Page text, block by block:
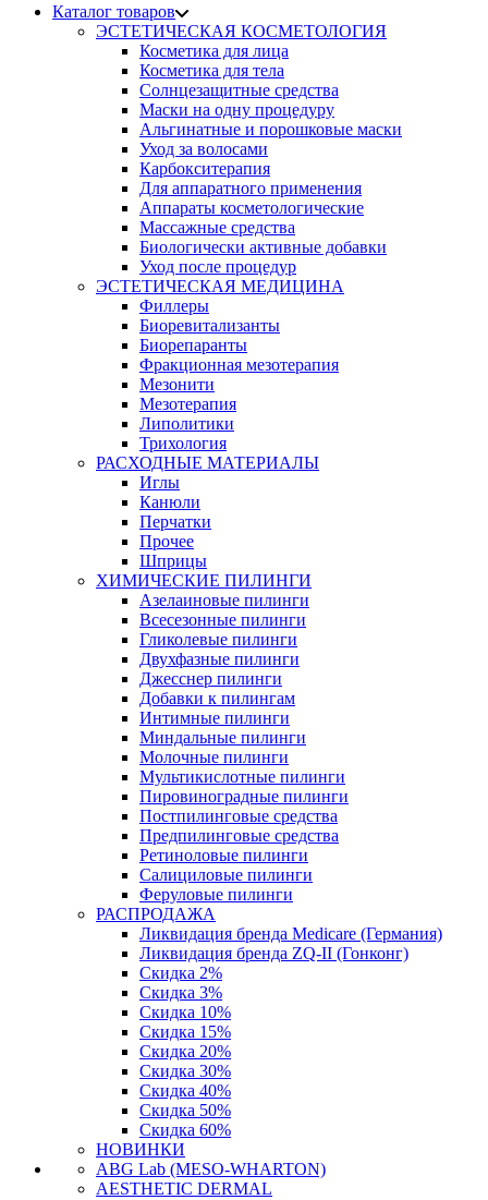
Каталог товаров
ЭСТЕТИЧЕСКАЯ КОСМЕТОЛОГИЯ
Косметика для лица
Косметика для тела
Солнцезащитные средства
Маски на одну процедуру
Альгинатные и порошковые маски
Уход за волосами
Карбокситерапия
Для аппаратного применения
Аппараты косметологические
Массажные средства
Биологически активные добавки
Уход после процедур
ЭСТЕТИЧЕСКАЯ МЕДИЦИНА
Филлеры
Биоревитализанты
Биорепаранты
Фракционная мезотерапия
Мезонити
Мезотерапия
Липолитики
Трихология
РАСХОДНЫЕ МАТЕРИАЛЫ
Иглы
Канюли
Перчатки
Прочее
Шприцы
ХИМИЧЕСКИЕ ПИЛИНГИ
Азелаиновые пилинги
Всесезонные пилинги
Гликолевые пилинги
Двухфазные пилинги
Джесснер пилинги
Добавки к пилингам
Интимные пилинги
Миндальные пилинги
Молочные пилинги
Мультикислотные пилинги
Пировиноградные пилинги
Постпилинговые средства
Предпилинговые средства
Ретиноловые пилинги
Салициловые пилинги
Феруловые пилинги
РАСПРОДАЖА
Ликвидация бренда Medicare (Германия)
Ликвидация бренда ZQ-II (Гонконг)
Скидка 2%
Скидка 3%
Скидка 10%
Скидка 15%
Скидка 20%
Скидка 30%
Скидка 40%
Скидка 50%
Скидка 60%
НОВИНКИ
ABG Lab (MESO-WHARTON)
AESTHETIC DERMAL